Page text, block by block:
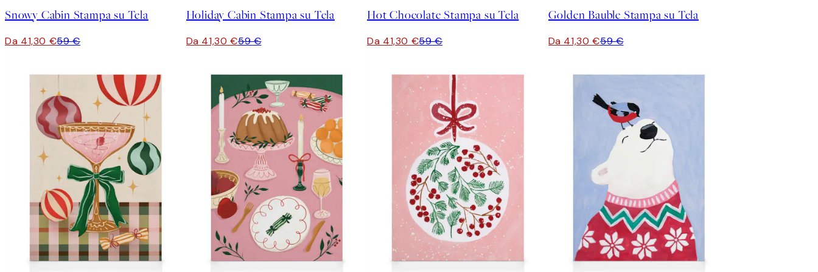
Snowy Cabin Stampa su Tela
Da 41,30 €59 €
Holiday Cabin Stampa su Tela
Da 41,30 €59 €
Hot Chocolate Stampa su Tela
Da 41,30 €59 €
Golden Bauble Stampa su Tela
Da 41,30 €59 €